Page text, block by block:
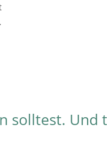
solltest. Und